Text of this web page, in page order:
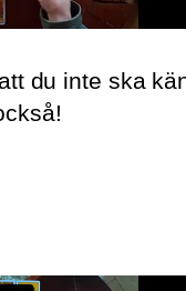
du inte ska